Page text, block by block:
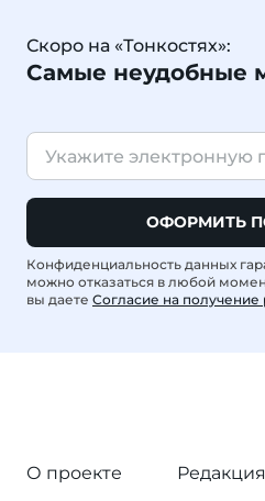
Скоро на «Тонкостях»:
Самые неудобные
ОФОРМИТЬ
Конфиденциальность данных
можно отказаться в любой
вы даете Согласие на получение
О проекте
Редакция